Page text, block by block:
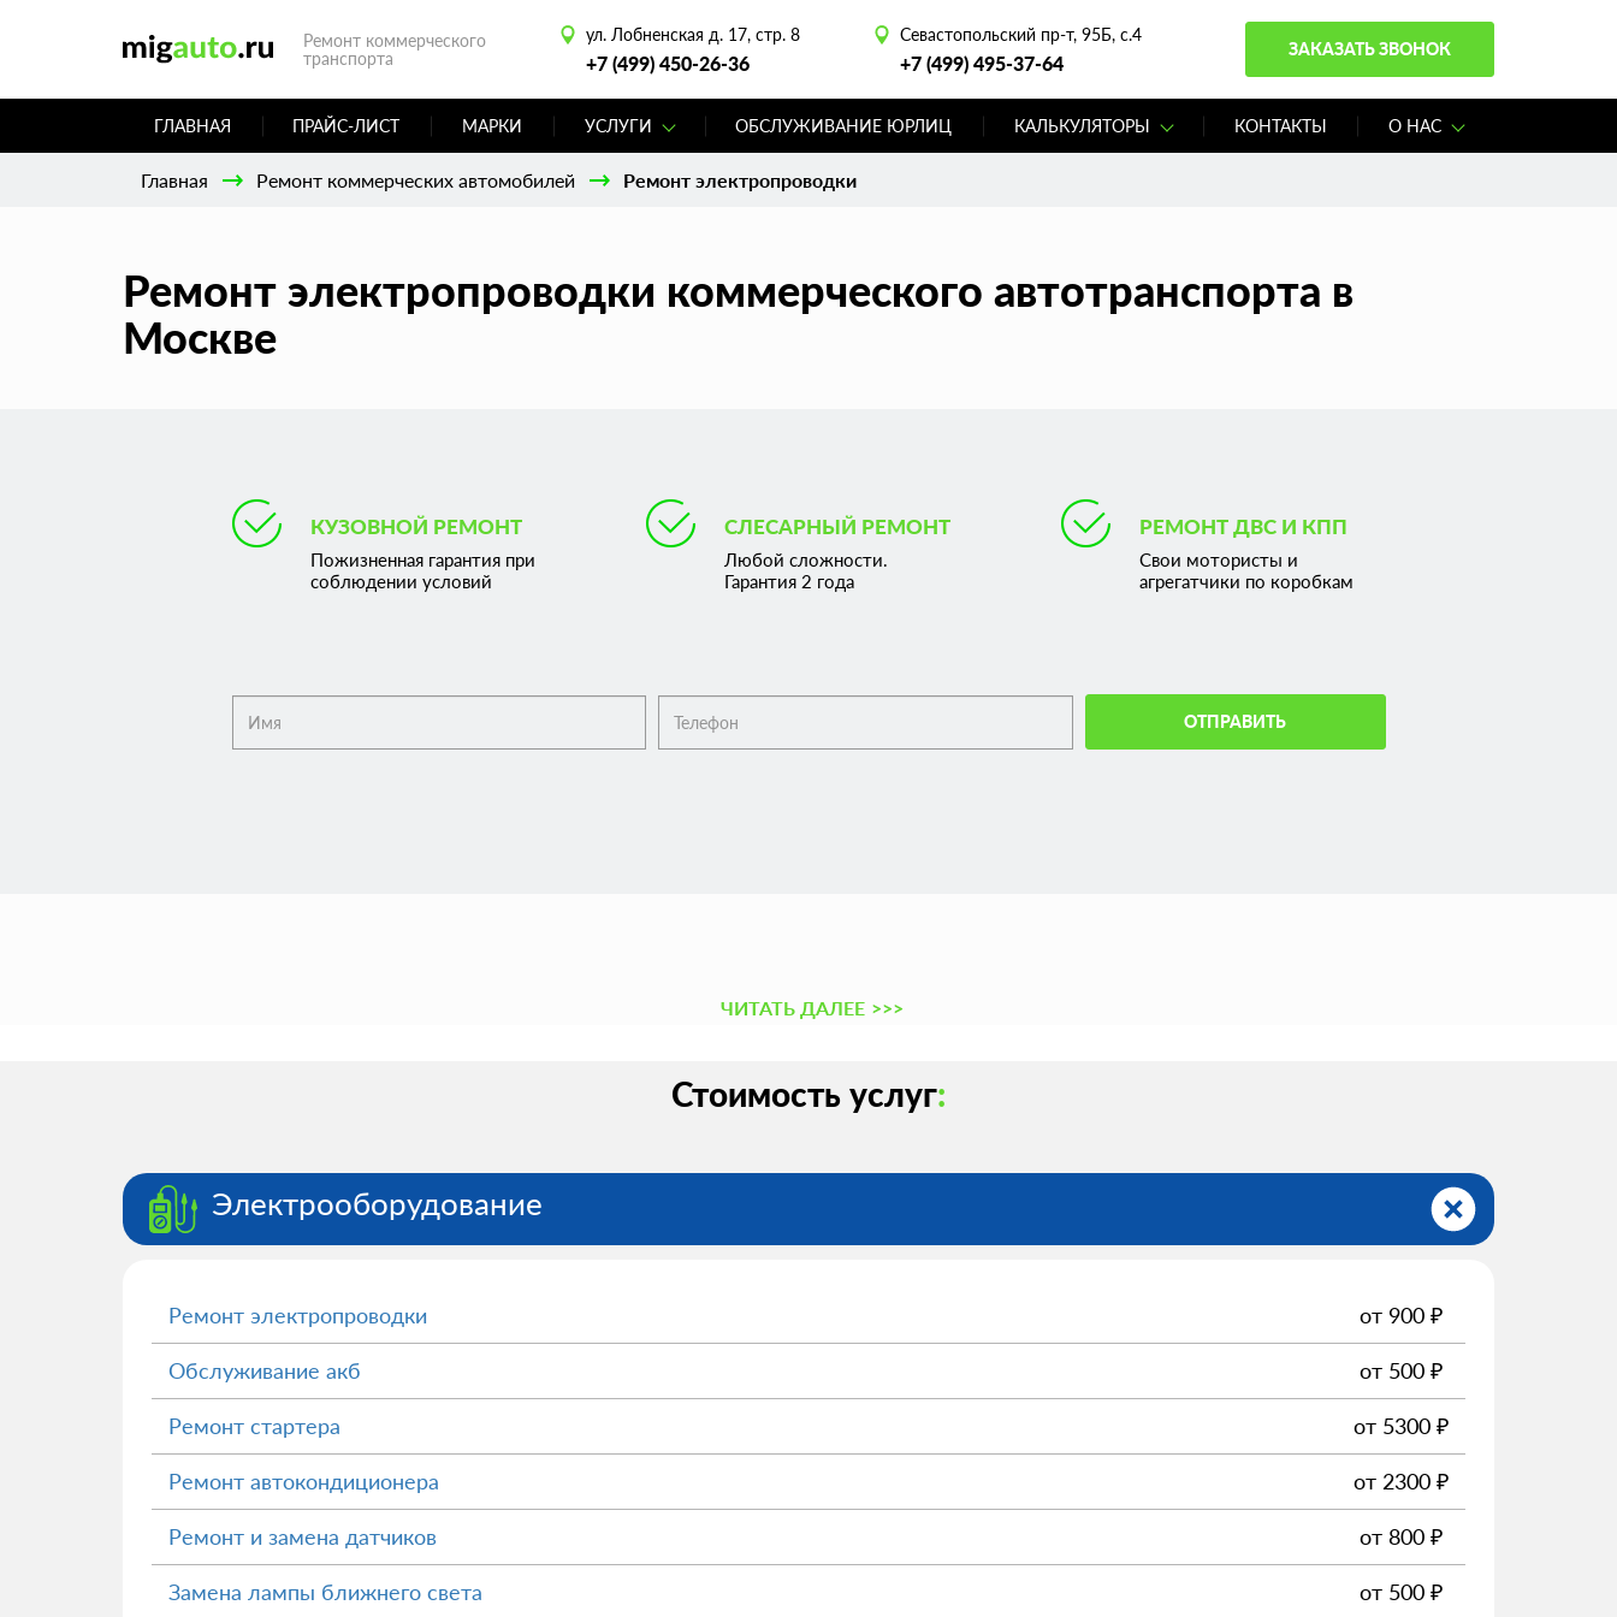
Ремонт коммерческого
транспорта
ул. Лобненская д. 17, стр. 8
+7 (499) 450-26-36
Севастопольский пр-т, 95Б, с.4
+7 (499) 495-37-64
ЗАКАЗАТЬ ЗВОНОК
ГЛАВНАЯ ПРАЙС-ЛИСТ МАРКИ УСЛУГИ ОБСЛУЖИВАНИЕ ЮРЛИЦ КАЛЬКУЛЯТОРЫ КОНТАКТЫ О НАС
Главная Ремонт коммерческих автомобилей Ремонт электропроводки
Ремонт электропроводки коммерческого автотранспорта в
Москве
КУЗОВНОЙ РЕМОНТ
Пожизненная гарантия при
соблюдении условий
СЛЕСАРНЫЙ РЕМОНТ
Любой сложности.
Гарантия 2 года
РЕМОНТ ДВС И КПП
Свои мотористы и
агрегатчики по коробкам
ОТПРАВИТЬ
ЧИТАТЬ ДАЛЕЕ >>>
Стоимость услуг:
Электрооборудованиe
Ремонт электропроводки от 900 ₽
Обслуживание акб от 500 ₽
Ремонт стартера от 5300 ₽
Ремонт автокондиционера от 2300 ₽
Ремонт и замена датчиков от 800 ₽
Замена лампы ближнего света от 500 ₽